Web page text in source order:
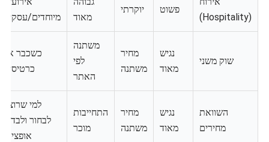
(Hospitality)
פשוט יוקרתי
מאוד
מיוחדים/עסקים
שוק משני
נגיש
מאוד
מחיר
משתנה
משתנה
לפי
האתר
כשכבר אין
כרטיסים
השוואת
מחירים
נגיש
מאוד
מחיר
משתנה
התחייבות
מוכר
למי שרוצה
לבחור ולבדוק
אופציות